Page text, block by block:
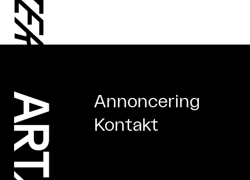
Annoncering
Kontakt